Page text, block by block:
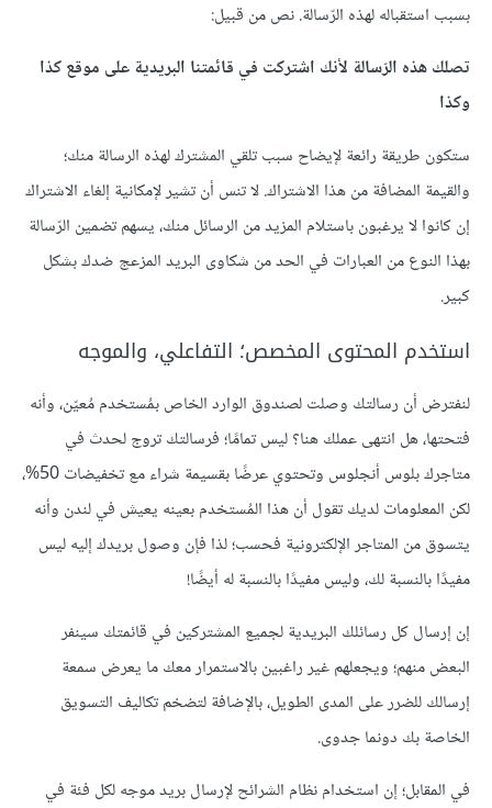
بسبب استقباله لهذه الرّسالة. نص من قبيل:
تصلك هذه الرّسالة لأنك اشتركت في قائمتنا البريدية على موقع كذا
وكذا
ستكون طريقة رائعة لإيضاح سبب تلقي المشترك لهذه الرسالة منك؛
والقيمة المضافة من هذا الاشتراك. لا تنس أن تشير لإمكانية إلغاء الاشتراك
إن كانوا لا يرغبون باستلام المزيد من الرسائل منك، يسهم تضمين الرّسالة
بهذا النوع من العبارات في الحد من شكاوى البريد المزعج ضدك بشكل
كبير.
استخدم المحتوى المخصص؛ التفاعلي، والموجه
لنفترض أن رسالتك وصلت لصندوق الوارد الخاص بمُستخدم مُعيّن، وأنه
فتحتها، هل انتهى عملك هنا؟ ليس تمامًا؛ فرسالتك تروج لحدث في
متاجرك بلوس أنجلوس وتحتوي عرضًا بقسيمة شراء مع تخفيضات 50%،
لكن المعلومات لديك تقول أن هذا المُستخدم بعينه يعيش في لندن وأنه
يتسوق من المتاجر الإلكترونية فحسب؛ لذا فإن وصول بريدك إليه ليس
مفيدًا بالنسبة لك، وليس مفيدًا بالنسبة له أيضًا!
إن إرسال كل رسائلك البريدية لجميع المشتركين في قائمتك سينفر
البعض منهم؛ ويجعلهم غير راغبين بالاستمرار معك ما يعرض سمعة
إرسالك للضرر على المدى الطويل، بالإضافة لتضخم تكاليف التسويق
الخاصة بك دونما جدوى.
في المقابل؛ إن استخدام نظام الشرائح لإرسال بريد موجه لكل فئة في